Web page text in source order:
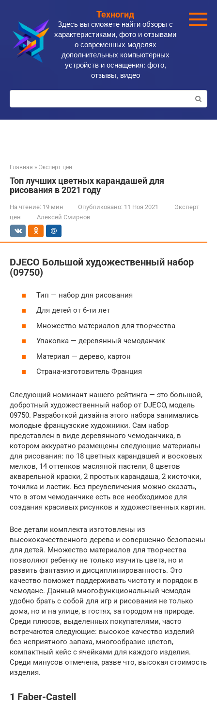
контенту
Техногид
Здесь вы сможете найти обзоры с
характеристиками, фото и отзывами
о современных моделях
дополнительных компьютерных
устройств и оснащения: фото,
отзывы, видео
Поиск:
Главная » Эксперт цен
Топ лучших цветных карандашей для
рисования в 2021 году
На чтение: 19 мин Опубликовано: 11 Ноя 2021
Эксперт
цен
Алексей Смирнов
DJECO Большой художественный набор
(09750)
Тип — набор для рисования
Для детей от 6-ти лет
Множество материалов для творчества
Упаковка — деревянный чемоданчик
Материал — дерево, картон
Страна-изготовитель Франция
Следующий номинант нашего рейтинга — это большой,
добротный художественный набор от DJECO, модель
09750. Разработкой дизайна этого набора занимались
молодые французские художники. Сам набор
представлен в виде деревянного чемоданчика, в
котором аккуратно размещены следующие материалы
для рисования: по 18 цветных карандашей и восковых
мелков, 14 оттенков масляной пастели, 8 цветов
акварельной краски, 2 простых карандаша, 2 кисточки,
точилка и ластик. Без преувеличения можно сказать,
что в этом чемоданчике есть все необходимое для
создания красивых рисунков и художественных картин.
Все детали комплекта изготовлены из
высококачественного дерева и совершенно безопасны
для детей. Множество материалов для творчества
позволяют ребенку не только изучить цвета, но и
развить фантазию и дисциплинированность. Это
качество поможет поддерживать чистоту и порядок в
чемодане. Данный многофункциональный чемодан
удобно брать с собой для игр и рисования не только
дома, но и на улице, в гостях, за городом на природе.
Среди плюсов, выделенных покупателями, часто
встречаются следующие: высокое качество изделий
без неприятного запаха, многообразие цветов,
компактный кейс с ячейками для каждого изделия.
Среди минусов отмечена, разве что, высокая стоимость
изделия.
1 Faber-Castell